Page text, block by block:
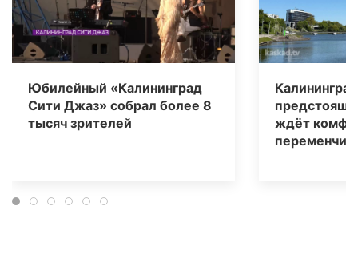
Юбилейный «Калининград
Сити Джаз» собрал более 8
тысяч зрителей
ждёт